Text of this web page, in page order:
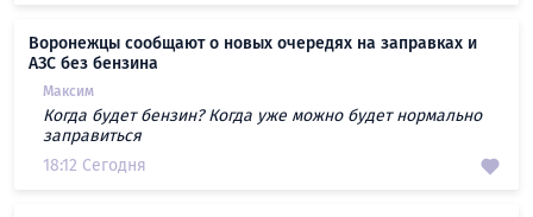
Воронежцы сообщают о новых очередях на заправках и
АЗС без бензина
Максим
Когда будет бензин? Когда уже можно будет нормально
заправиться
18:12 Сегодня